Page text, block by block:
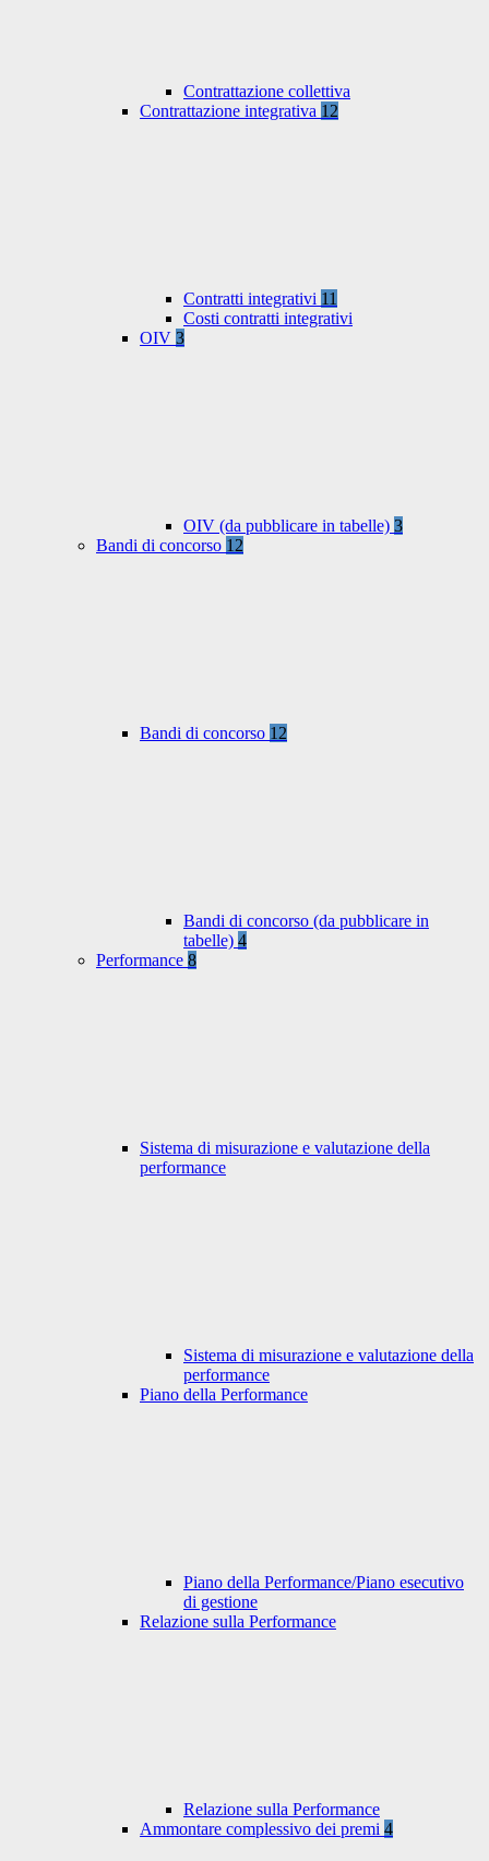
Contrattazione collettiva
Contrattazione integrativa 12
Contratti integrativi 11
Costi contratti integrativi
OIV 3
OIV (da pubblicare in tabelle) 3
Bandi di concorso 12
Bandi di concorso 12
Bandi di concorso (da pubblicare in
tabelle) 4
Performance 8
Sistema di misurazione e valutazione della
performance
Sistema di misurazione e valutazione della
performance
Piano della Performance
Piano della Performance/Piano esecutivo
di gestione
Relazione sulla Performance
Relazione sulla Performance
Ammontare complessivo dei premi 4